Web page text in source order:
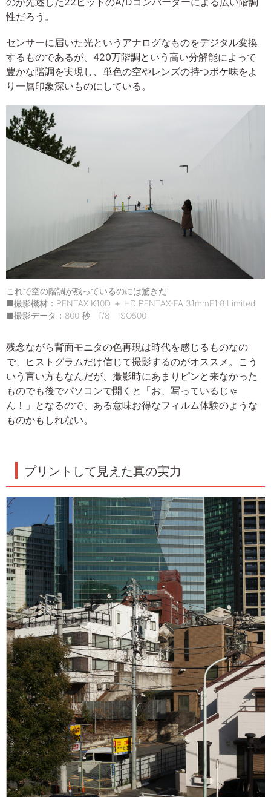
性だろう。
センサーに届いた光というアナログなものをデジタル変換
するものであるが、420万階調という高い分解能によって
豊かな階調を実現し、単色の空やレンズの持つボケ味をよ
り一層印象深いものにしている。
これで空の階調が残っているのには驚きだ
■撮影機材：PENTAX K10D ＋ HD PENTAX-FA 31mmF1.8 Limited
■撮影データ：800 秒 f/8 ISO500
残念ながら背面モニタの色再現は時代を感じるものなの
で、ヒストグラムだけ信じて撮影するのがオススメ。こう
いう言い方もなんだが、撮影時にあまりピンと来なかった
ものでも後でパソコンで開くと「お、写っているじゃ
ん！」となるので、ある意味お得なフィルム体験のような
ものかもしれない。
プリントして見えた真の実力